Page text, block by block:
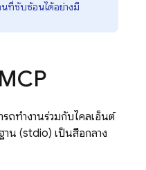
นที่ซับซ้อนได้อย่างมี
รถทำงานร่วมกับไคลเอ็นต์
าน (stdio) เป็นสื่อกลาง